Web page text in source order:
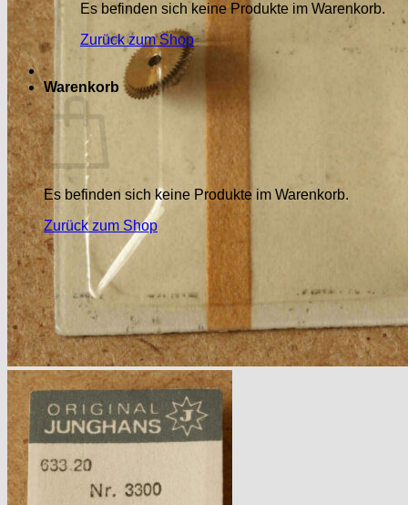
Es befinden sich keine Produkte im Warenkorb.
Zurück zum Shop
Warenkorb
Es befinden sich keine Produkte im Warenkorb.
Zurück zum Shop